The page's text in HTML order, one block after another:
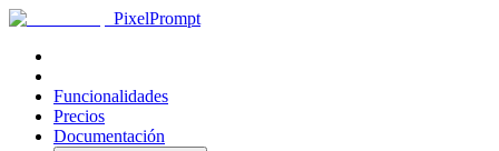
PixelPrompt
Funcionalidades
Precios
Documentación